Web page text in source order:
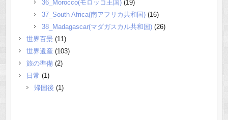
36_Morocco(モロッコ王国)(19)
37_South Africa(南アフリカ共和国)(16)
38_Madagascar(マダガスカル共和国)(26)
世界百景(11)
世界遺産 (103)
旅の準備(2)
日常 (1)
帰国後 (1)